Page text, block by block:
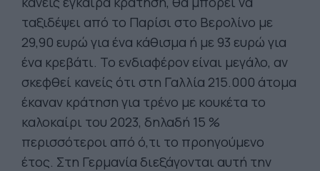
ταξιδέψει από το Παρίσι στο Βερολίνο με
29,90 ευρώ για ένα κάθισμα ή με 93 ευρώ για
ένα κρεβάτι. Το ενδιαφέρον είναι μεγάλο, αν
σκεφθεί κανείς ότι στη Γαλλία 215.000 άτομα
έκαναν κράτηση για τρένο με κουκέτα το
καλοκαίρι του 2023, δηλαδή 15 %
περισσότεροι από ό,τι το προηγούμενο
έτος. Στη Γερμανία διεξάγονται αυτή την